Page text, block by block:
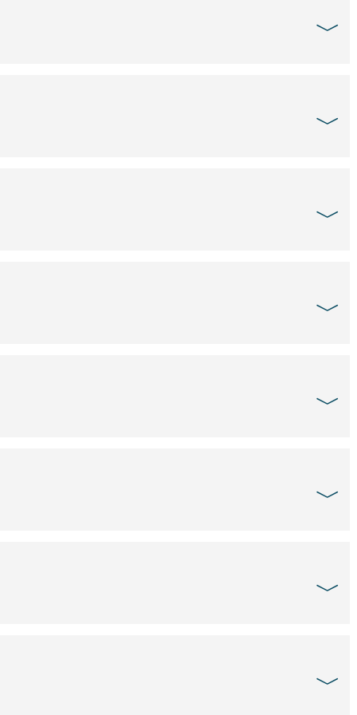
﹀
﹀
﹀
﹀
﹀
﹀
﹀
﹀